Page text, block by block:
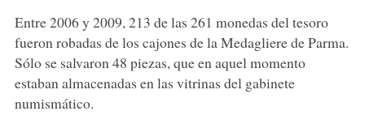
Entre 2006 y 2009, 213 de las 261 monedas del tesoro
fueron robadas de los cajones de la Medagliere de Parma.
Sólo se salvaron 48 piezas, que en aquel momento
estaban almacenadas en las vitrinas del gabinete
numismático.